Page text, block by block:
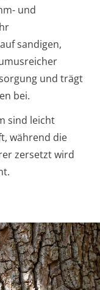
und
sandigen,
und trägt
bei.
sind leicht
während die
zersetzt wird